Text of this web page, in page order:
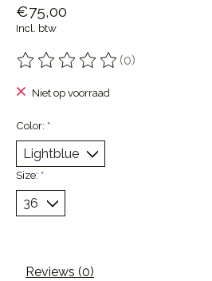
€75,00
Incl. btw
De beoordeling van dit product is
(0)
Niet op voorraad
Color: *
Size: *
Reviews (0)